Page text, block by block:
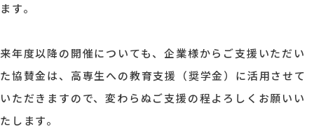
ます。
来年度以降の開催についても、企業様からご支援いただい
た協賛金は、高専生への教育支援（奨学金）に活用させて
いただきますので、変わらぬご支援の程よろしくお願いい
たします。